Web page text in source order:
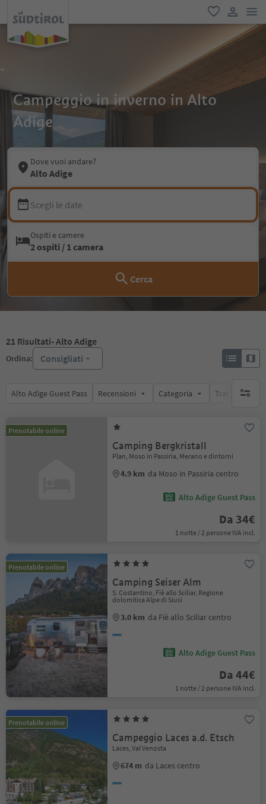
favoriti
user link
Campeggio in inverno in Alto
Adige
Dove vuoi andare?
Alto Adige
Scegli le date
Ospiti e camere
2 ospiti / 1 camera
Cerca
21 Risultati- Alto Adige
Ordina: Consigliati
Alto Adige Guest Pass Recensioni Categoria Trattamento
Prenotabile online
Camping Bergkristall
Plan, Moso in Passiria, Merano e dintorni
4.9 km da Moso in Passiria centro
Alto Adige Guest Pass
Da 34€
1 notte / 2 persone IVA incl.
Prenotabile online
Camping Seiser Alm
S. Costantino, Fiè allo Sciliar, Regione
dolomitica Alpe di Siusi
3.0 km da Fiè allo Sciliar centro
Alto Adige Guest Pass
Da 44€
1 notte / 2 persone IVA incl.
Prenotabile online
Campeggio Laces a.d. Etsch
Laces, Val Venosta
674 m da Laces centro